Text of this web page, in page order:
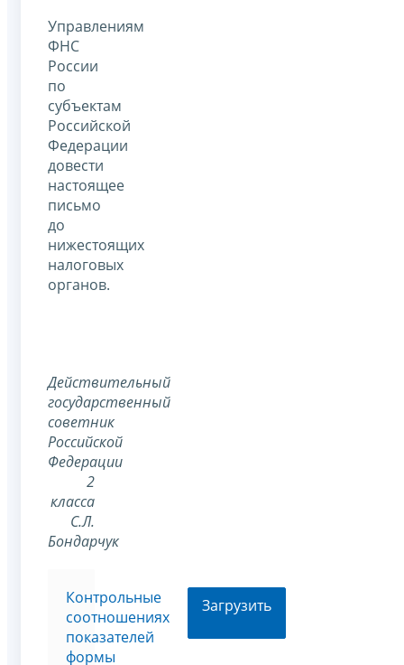
Управлениям
ФНС
России
по
субъектам
Российской
Федерации
довести
настоящее
письмо
до
нижестоящих
налоговых
органов.
Действительный
государственный
советник
Российской
Федерации
2
класса
С.Л.
Бондарчук
Контрольные
соотношениях
показателей
формы
Загрузить